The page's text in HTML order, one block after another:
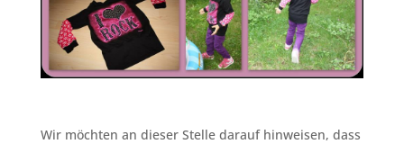
Wir möchten an dieser Stelle darauf hinweisen, dass